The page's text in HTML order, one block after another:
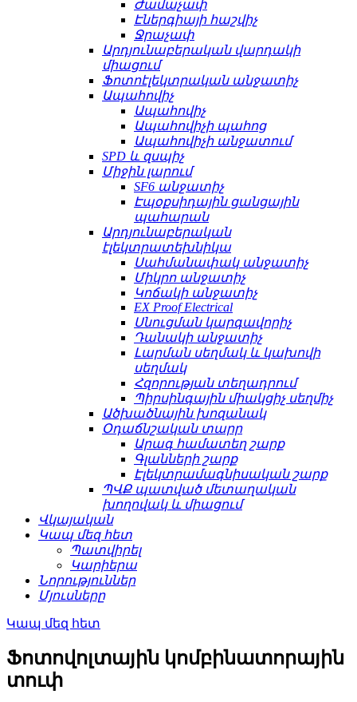
Ժամաչափ
Էներգիայի հաշվիչ
Ջրաչափ
Արդյունաբերական վարդակի
միացում
Ֆոտոէլեկտրական անջատիչ
Ապահովիչ
Ապահովիչ
Ապահովիչի պահոց
Ապահովիչի անջատում
SPD և զսպիչ
Միջին լարում
SF6 անջատիչ
Էպօքսիդային ցանցային
պահարան
Արդյունաբերական
էլեկտրատեխնիկա
Սահմանափակ անջատիչ
Միկրո անջատիչ
Կոճակի անջատիչ
EX Proof Electrical
Սնուցման կարգավորիչ
Դանակի անջատիչ
Լարման սեղմակ և կախովի
սեղմակ
Հզորության տեղադրում
Պիրսինգային միակցիչ սեղմիչ
Ածխածնային խոզանակ
Օդաճնշական տարր
Արագ համատեղ շարք
Գլանների շարք
Էլեկտրամագնիսական շարք
ՊՎՔ պատված մետաղական
խողովակ և միացում
Վկայական
Կապ մեզ հետ
Պատվիրել
Կարիերա
Նորություններ
Մյուսները
Կապ մեզ հետ
Ֆոտովոլտային կոմբինատորային
տուփ